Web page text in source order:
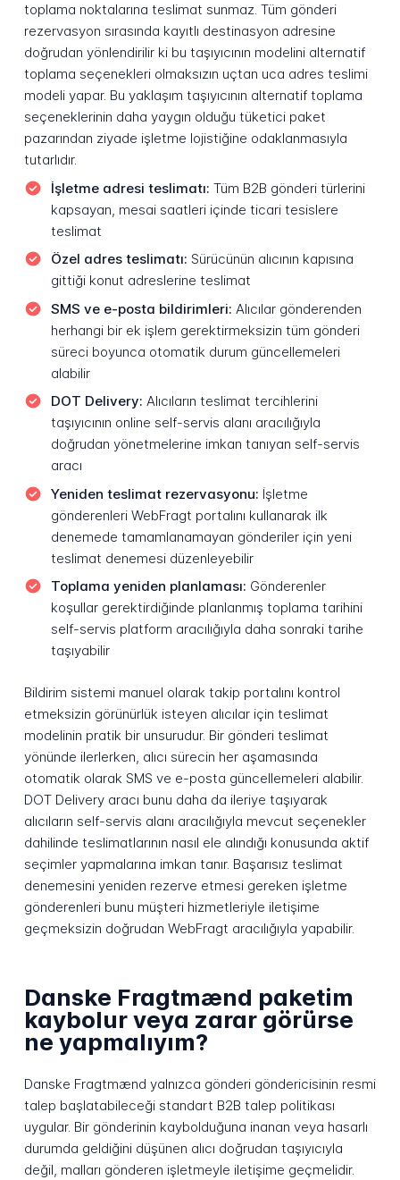
toplama noktalarına teslimat sunmaz. Tüm gönderi
rezervasyon sırasında kayıtlı destinasyon adresine
doğrudan yönlendirilir ki bu taşıyıcının modelini alternatif
toplama seçenekleri olmaksızın uçtan uca adres teslimi
modeli yapar. Bu yaklaşım taşıyıcının alternatif toplama
seçeneklerinin daha yaygın olduğu tüketici paket
pazarından ziyade işletme lojistiğine odaklanmasıyla
tutarlıdır.
İşletme adresi teslimatı: Tüm B2B gönderi türlerini
kapsayan, mesai saatleri içinde ticari tesislere
teslimat
Özel adres teslimatı: Sürücünün alıcının kapısına
gittiği konut adreslerine teslimat
SMS ve e-posta bildirimleri: Alıcılar gönderenden
herhangi bir ek işlem gerektirmeksizin tüm gönderi
süreci boyunca otomatik durum güncellemeleri
alabilir
DOT Delivery: Alıcıların teslimat tercihlerini
taşıyıcının online self-servis alanı aracılığıyla
doğrudan yönetmelerine imkan tanıyan self-servis
aracı
Yeniden teslimat rezervasyonu: İşletme
gönderenleri WebFragt portalını kullanarak ilk
denemede tamamlanamayan gönderiler için yeni
teslimat denemesi düzenleyebilir
Toplama yeniden planlaması: Gönderenler
koşullar gerektirdiğinde planlanmış toplama tarihini
self-servis platform aracılığıyla daha sonraki tarihe
taşıyabilir
Bildirim sistemi manuel olarak takip portalını kontrol
etmeksizin görünürlük isteyen alıcılar için teslimat
modelinin pratik bir unsurudur. Bir gönderi teslimat
yönünde ilerlerken, alıcı sürecin her aşamasında
otomatik olarak SMS ve e-posta güncellemeleri alabilir.
DOT Delivery aracı bunu daha da ileriye taşıyarak
alıcıların self-servis alanı aracılığıyla mevcut seçenekler
dahilinde teslimatlarının nasıl ele alındığı konusunda aktif
seçimler yapmalarına imkan tanır. Başarısız teslimat
denemesini yeniden rezerve etmesi gereken işletme
gönderenleri bunu müşteri hizmetleriyle iletişime
geçmeksizin doğrudan WebFragt aracılığıyla yapabilir.
Danske Fragtmænd paketim
kaybolur veya zarar görürse
ne yapmalıyım?
Danske Fragtmænd yalnızca gönderi göndericisinin resmi
talep başlatabileceği standart B2B talep politikası
uygular. Bir gönderinin kaybolduğuna inanan veya hasarlı
durumda geldiğini düşünen alıcı doğrudan taşıyıcıyla
değil, malları gönderen işletmeyle iletişime geçmelidir.